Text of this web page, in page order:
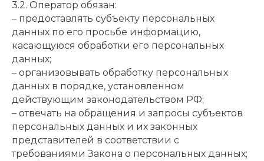
3.2. Оператор обязан:
– предоставлять субъекту персональных
данных по его просьбе информацию,
касающуюся обработки его персональных
данных;
– организовывать обработку персональных
данных в порядке, установленном
действующим законодательством РФ;
– отвечать на обращения и запросы субъектов
персональных данных и их законных
представителей в соответствии с
требованиями Закона о персональных данных;